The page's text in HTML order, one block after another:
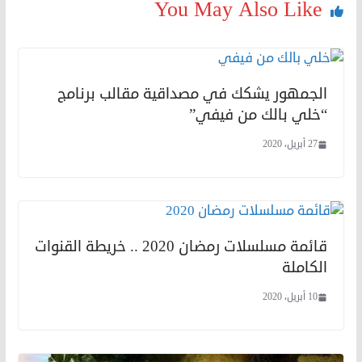
You May Also Like
الجمهور يشكك في مصداقية مقالب برنامج
“خلي بالك من فيفي”
27 أبريل، 2020
قائمة مسلسلات رمضان 2020 .. خريطة القنوات
الكاملة
10 أبريل، 2020